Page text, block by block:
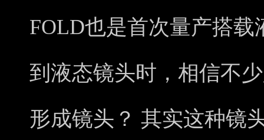
FOLD也是首次量产搭
到液态镜头时，相信不
形成镜头？ 其实这种镜